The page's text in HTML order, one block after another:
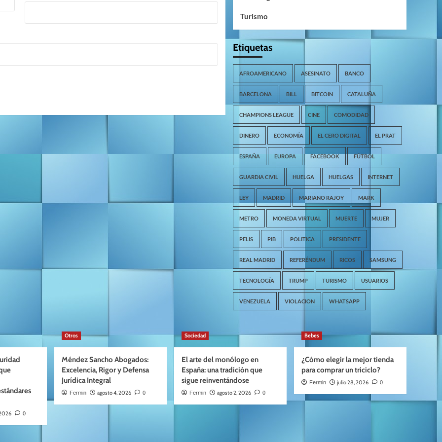
Turismo
Etiquetas
AFROAMERICANO ASESINATO BANCO
BARCELONA BILL BITCOIN CATALUÑA
CHAMPIONS LEAGUE CINE COMODIDAD
DINERO ECONOMÍA EL CERO DIGITAL EL PRAT
ESPAÑA EUROPA FACEBOOK FÚTBOL
GUARDIA CIVIL HUELGA HUELGAS INTERNET
LEY MADRID MARIANO RAJOY MARK
METRO MONEDA VIRTUAL MUERTE MUJER
PELIS PIB POLITICA PRESIDENTE
REAL MADRID REFERÉNDUM RICOS SAMSUNG
TECNOLOGÍA TRUMP TURISMO USUARIOS
VENEZUELA VIOLACION WHATSAPP
0
Otros
Méndez Sancho Abogados:
Excelencia, Rigor y Defensa
Jurídica Integral
Fermin agosto 4, 2026 0
Sociedad
El arte del monólogo en
España: una tradición que
sigue reinventándose
Fermin agosto 2, 2026 0
Bebes
¿Cómo elegir la mejor tienda
para comprar un triciclo?
Fermin julio 28, 2026 0